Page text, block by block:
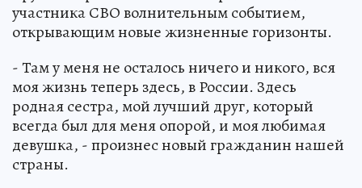
участника СВО волнительным событием,
открывающим новые жизненные горизонты.
- Там у меня не осталось ничего и никого, вся
моя жизнь теперь здесь, в России. Здесь
родная сестра, мой лучший друг, который
всегда был для меня опорой, и моя любимая
девушка, - произнес новый гражданин нашей
страны.